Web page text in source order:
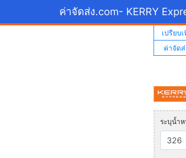
ค่าจัดส่ง.com- KERRY
เปรียบ
ค่าจัดส่
ระบุน้ำ